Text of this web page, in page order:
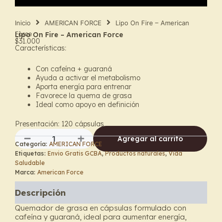
Inicio AMERICAN FORCE
Lipo On Fire – American
Force
Lipo On Fire – American Force
$31.000
Características:
Con cafeína + guaraná
Ayuda a activar el metabolismo
Aporta energía para entrenar
Favorece la quema de grasa
Ideal como apoyo en definición
Presentación: 120 cápsulas
Lipo
On
Fire
–
Force
cantidad
Agregar al carrito
Categoría: AMERICAN FORCE
Etiquetas: Envio Gratis GCBA,Productos naturales,Vida
Saludable
Marca: American Force
Descripción
Quemador de grasa en cápsulas formulado con
cafeína y guaraná, ideal para aumentar energía,